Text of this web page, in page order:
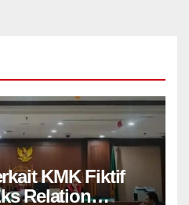
KMK Fiktif
Relation